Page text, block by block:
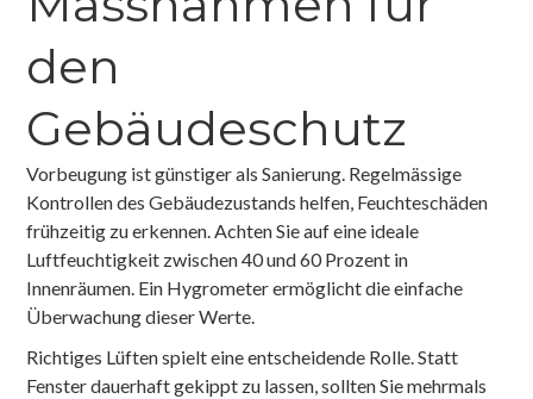
den
Gebäudeschutz
Vorbeugung ist günstiger als Sanierung. Regelmässige
Kontrollen des Gebäudezustands helfen, Feuchteschäden
frühzeitig zu erkennen. Achten Sie auf eine ideale
Luftfeuchtigkeit zwischen 40 und 60 Prozent in
Innenräumen. Ein Hygrometer ermöglicht die einfache
Überwachung dieser Werte.
Richtiges Lüften spielt eine entscheidende Rolle. Statt
Fenster dauerhaft gekippt zu lassen, sollten Sie mehrmals